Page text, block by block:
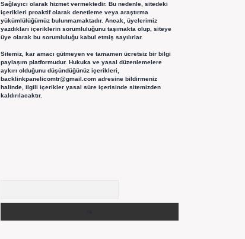
Sağlayıcı olarak hizmet vermektedir. Bu nedenle, sitedeki
içerikleri proaktif olarak denetleme veya araştırma
yükümlülüğümüz bulunmamaktadır. Ancak, üyelerimiz
yazdıkları içeriklerin sorumluluğunu taşımakta olup, siteye
üye olarak bu sorumluluğu kabul etmiş sayılırlar.
Sitemiz, kar amacı gütmeyen ve tamamen ücretsiz bir bilgi
paylaşım platformudur. Hukuka ve yasal düzenlemelere
aykırı olduğunu düşündüğünüz içerikleri,
backlinkpanelicomtr@gmail.comadresine bildirmeniz
halinde, ilgili içerikler yasal süre içerisinde sitemizden
kaldırılacaktır.